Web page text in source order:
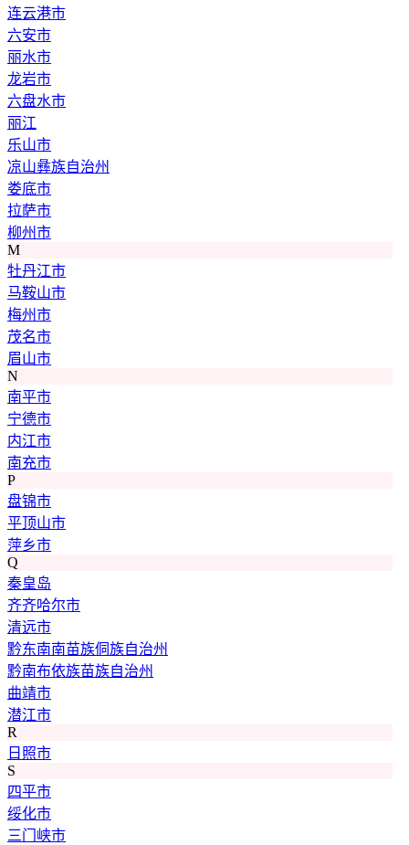
连云港市
六安市
丽水市
龙岩市
六盘水市
丽江
乐山市
凉山彝族自治州
娄底市
拉萨市
柳州市
M
牡丹江市
马鞍山市
梅州市
茂名市
眉山市
N
南平市
宁德市
内江市
南充市
P
盘锦市
平顶山市
萍乡市
Q
秦皇岛
齐齐哈尔市
清远市
黔东南南苗族侗族自治州
黔南布依族苗族自治州
曲靖市
潜江市
R
日照市
S
四平市
绥化市
三门峡市